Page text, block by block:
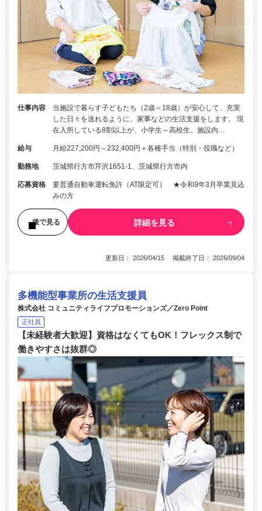
仕事内容
当施設で暮らす子どもたち（2歳～18歳）が安心して、充実
した日々を送れるように、家事などの生活支援をします。 現
在入所している8割以上が、小学生～高校生。施設内…
給与 月給227,200円～232,400円＋各種手当（特別・役職など）
勤務地 茨城県行方市芹沢1651-1、茨城県行方市内
応募資格
要普通自動車運転免許（AT限定可） ★令和9年3月卒業見込
みの方
後で見る 詳細を見る
更新日： 2026/04/15 掲載終了日： 2026/09/04
多機能型事業所の生活支援員
株式会社 コミュニティライフプロモーションズ／Zero Point
正社員
【未経験者大歓迎】資格はなくてもOK！フレックス制で
働きやすさは抜群◎